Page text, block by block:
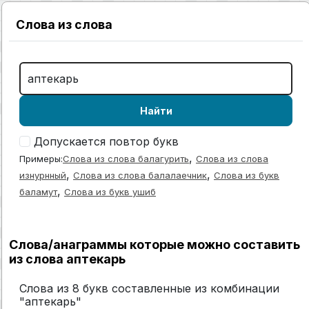
Слова из слова
Найти
Допускается повтор букв
Примеры:Слова из слова балагурить, Слова из слова
изнурнный, Слова из слова балалаечник, Слова из букв
баламут, Слова из букв ушиб
Слова/анаграммы которые можно составить
из слова аптекарь
Слова из 8 букв составленные из комбинации
"аптекарь"